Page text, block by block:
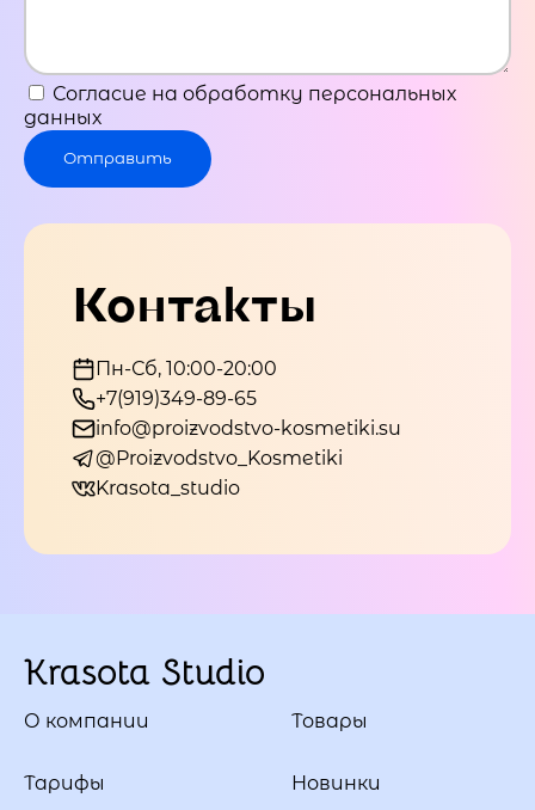
Согласие на обработку персональных
данных
Отправить
Контакты
Пн-Сб, 10:00-20:00
+7(919)349-89-65
info@proizvodstvo-kosmetiki.su
@Proizvodstvo_Kosmetiki
Krasota_studio
Krasota Studio
О компании Товары
Тарифы Новинки